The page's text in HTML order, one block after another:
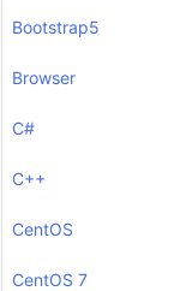
Bootstrap5
Browser
C#
C++
CentOS
CentOS 7